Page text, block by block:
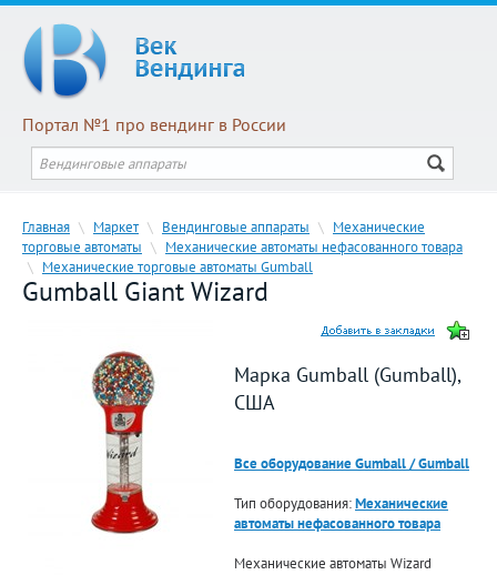
Портал №1 про вендинг в России
Главная \ Маркет \ Вендинговые аппараты \ Механические
торговые автоматы \ Механические автоматы нефасованного товара
\ Механические торговые автоматы Gumball
Gumball Giant Wizard
Марка Gumball (Gumball),
США
Все оборудование Gumball / Gumball
Тип оборудования:Механические
автоматы нефасованного товара
Механические автоматы Wizard